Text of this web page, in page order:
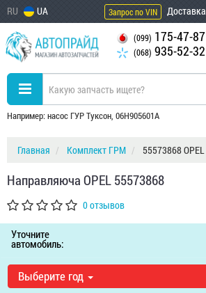
RU UA Запрос по VIN Доставка
(099) 175-47-87
(068) 935-52-32
Например: насос ГУР Туксон, 06H905601A
Главная Комплект ГРМ 55573868 OPEL
Направляюча OPEL 55573868
0 отзывов
Уточните
автомобиль:
Выберите год